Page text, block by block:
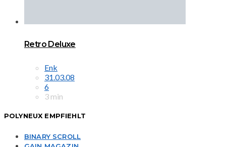
Retro Deluxe
Enk
31.03.08
6
3 min
POLYNEUX EMPFIEHLT
BINARY SCROLL